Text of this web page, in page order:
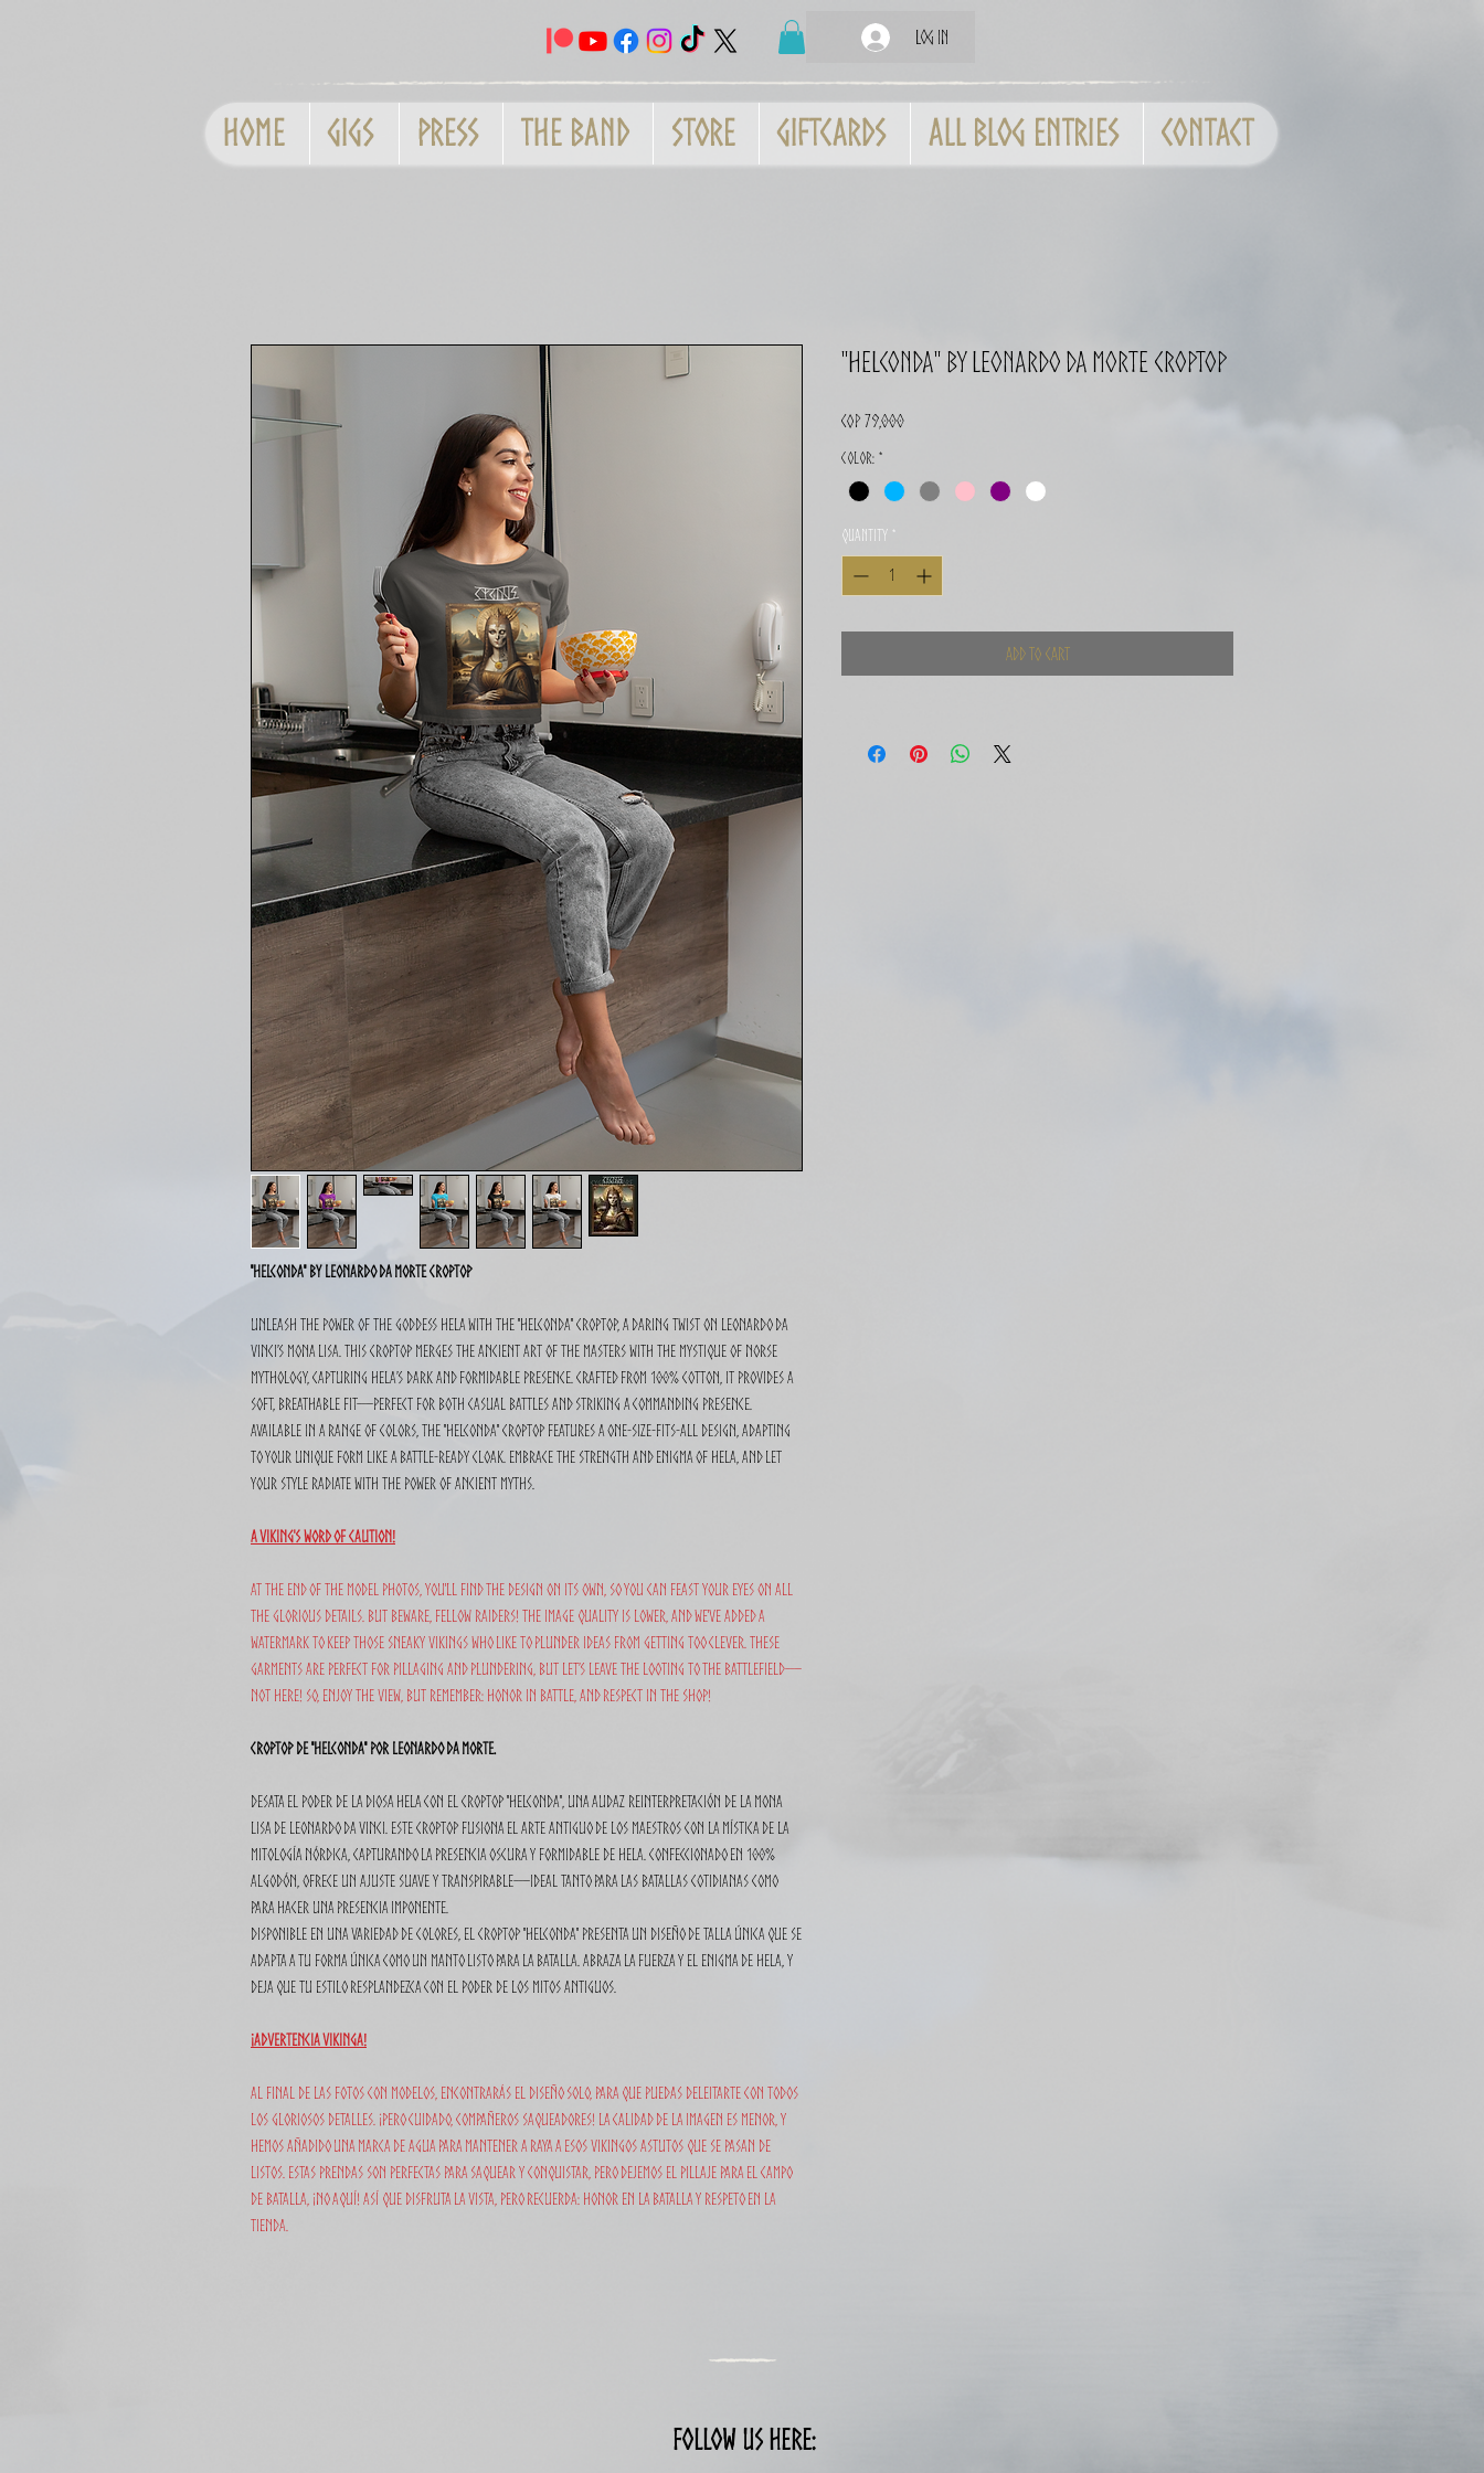
Log In
Home GIGS Press THE BAND Store GiftCards All Blog entries CONTACT
"Helconda" By Leonardo Da Morte CropTop
Unleash the power of the goddess Hela with the "Helconda" CropTop, a daring twist on Leonardo da
Vinci’s Mona Lisa. This CropTop merges the ancient art of the masters with the mystique of Norse
mythology, capturing Hela’s dark and formidable presence. Crafted from 100% cotton, it provides a
soft, breathable fit—perfect for both casual battles and striking a commanding presence.
Available in a range of colors, the "Helconda" CropTop features a one-size-fits-all design, adapting
to your unique form like a battle-ready cloak. Embrace the strength and enigma of Hela, and let
your style radiate with the power of ancient myths.
A Viking's Word of Caution!
At the end of the model photos, you'll find the design on its own, so you can feast your eyes on all
the glorious details. But beware, fellow raiders! The image quality is lower, and we've added a
watermark to keep those sneaky Vikings who like to plunder ideas from getting too clever. These
garments are perfect for pillaging and plundering, but let’s leave the looting to the battlefield—
not here! So, enjoy the view, but remember: honor in battle, and respect in the shop!
CropTop de "Helconda" Por Leonardo da Morte.
Desata el poder de la diosa Hela con el CropTop "Helconda", una audaz reinterpretación de la Mona
Lisa de Leonardo da Vinci. Este CropTop fusiona el arte antiguo de los maestros con la mística de la
mitología nórdica, capturando la presencia oscura y formidable de Hela. Confeccionado en 100%
algodón, ofrece un ajuste suave y transpirable—ideal tanto para las batallas cotidianas como
para hacer una presencia imponente.
Disponible en una variedad de colores, el CropTop "Helconda" presenta un diseño de talla única que se
adapta a tu forma única como un manto listo para la batalla. Abraza la fuerza y el enigma de Hela, y
deja que tu estilo resplandezca con el poder de los mitos antiguos.
¡Advertencia Vikinga!
Al final de las fotos con modelos, encontrarás el diseño solo, para que puedas deleitarte con todos
los gloriosos detalles. ¡Pero cuidado, compañeros saqueadores! La calidad de la imagen es menor, y
hemos añadido una marca de agua para mantener a raya a esos vikingos astutos que se pasan de
listos. Estas prendas son perfectas para saquear y conquistar, pero dejemos el pillaje para el campo
de batalla, ¡no aquí! Así que disfruta la vista, pero recuerda: honor en la batalla y respeto en la
tienda.
"Helconda" by Leonardo da Morte Croptop
COP 79,000Price
Color: *
Quantity *
Add to Cart
Follow us here: